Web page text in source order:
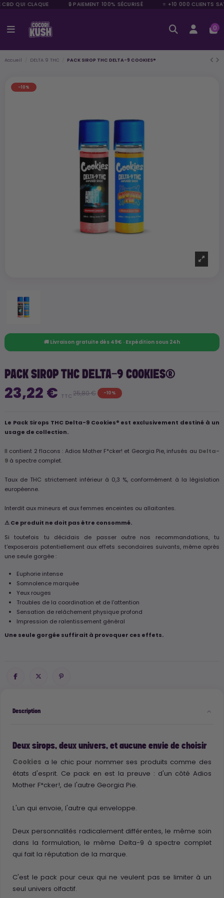
QUI CLAQUE 🔒 PAIEMENT 100% SÉCURISÉ ⭐ +10 000 CLIENTS
0
Accueil DELTA 9 THC PACK SIROP THC DELTA-9 COOKIES®
-10%
🚚 Livraison gratuite dès 49€ · Expédition sous 24h
PACK SIROP THC DELTA-9 COOKIES®
23,22 € TTC 25,80 € -10%
Le Pack Sirops THC Delta-9 Cookies® est exclusivement destiné à un
usage de collection.
Il contient 2 flacons : Adios Mother F*cker! et Georgia Pie, infusés au Delta-
9 à spectre complet.
Taux de THC strictement inférieur à 0,3 %, conformément à la législation
européenne.
Interdit aux mineurs et aux femmes enceintes ou allaitantes.
⚠ Ce produit ne doit pas être consommé.
Si toutefois tu décidais de passer outre nos recommandations, tu
t'exposerais potentiellement aux effets secondaires suivants, même après
une seule gorgée :
Euphorie intense
Somnolence marquée
Yeux rouges
Troubles de la coordination et de l'attention
Sensation de relâchement physique profond
Impression de ralentissement général
Une seule gorgée suffirait à provoquer ces effets.
Description
Deux sirops, deux univers, et aucune envie de choisir
Cookies a le chic pour nommer ses produits comme des
états d'esprit. Ce pack en est la preuve : d'un côté Adios
Mother F*cker!, de l'autre Georgia Pie.
L'un qui envoie, l'autre qui enveloppe.
Deux personnalités radicalement différentes, le même soin
dans la formulation, le même Delta-9 à spectre complet
qui fait la réputation de la marque.
C'est le pack pour ceux qui ne veulent pas se limiter à un
seul univers olfactif.